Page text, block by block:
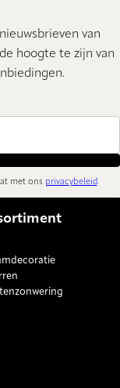
van
hoogte te zijn van
met ons privacybeleid.